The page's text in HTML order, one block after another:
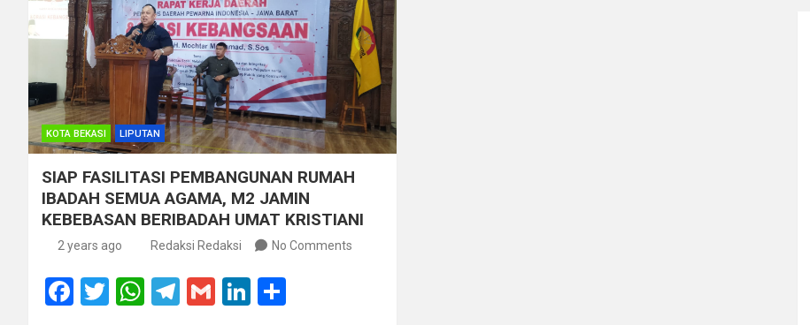
KOTA BEKASI LIPUTAN
SIAP FASILITASI PEMBANGUNAN RUMAH
IBADAH SEMUA AGAMA, M2 JAMIN
KEBEBASAN BERIBADAH UMAT KRISTIANI
2 years ago Redaksi Redaksi No Comments
F
T
W T
G
Li